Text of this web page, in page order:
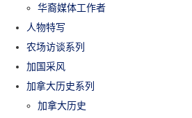
华裔媒体工作者
人物特写
农场访谈系列
加国采风
加拿大历史系列
加拿大历史